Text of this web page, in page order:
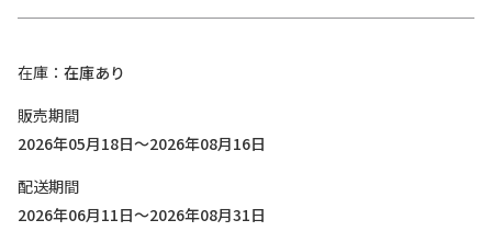
在庫
在庫あり
販売期間
2026年05月18日～2026年08月16日
配送期間
2026年06月11日～2026年08月31日